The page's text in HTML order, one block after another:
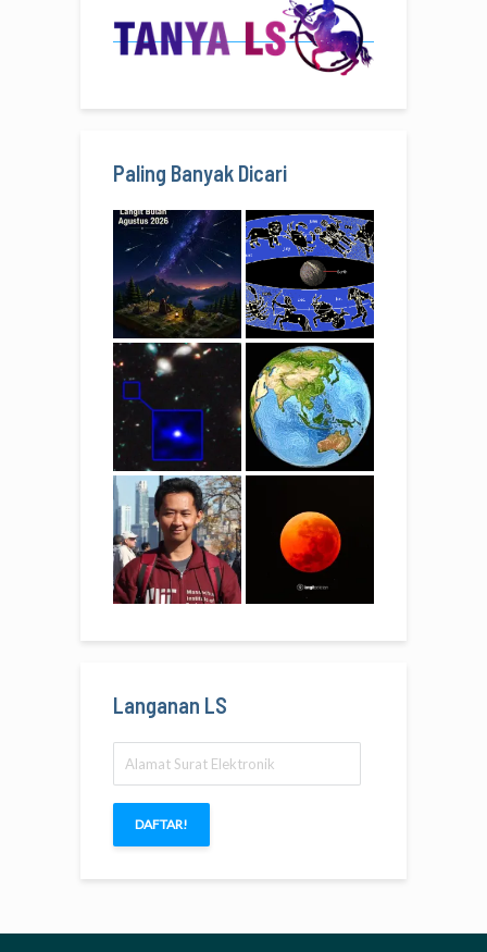
Paling Banyak Dicari
Langanan LS
Surat
Elektronik
DAFTAR!